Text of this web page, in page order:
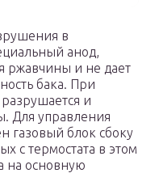
в
анод,
ржавчины и не дает
бака. При
и
Для управления
газовый блок сбоку
с термостата в этом
на основную